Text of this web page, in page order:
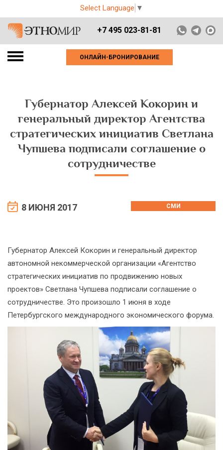
Select Language ▼
+7 495 023-81-81
ОНЛАЙН-БРОНИРОВАНИЕ
Губернатор Алексей Кокорин и
генеральный директор Агентства
стратегических инициатив Светлана
Чупшева подписали соглашение о
сотрудничестве
8 ИЮНЯ 2017 СМИ
Губернатор Алексей Кокорин и генеральный директор
автономной некоммерческой организации «Агентство
стратегических инициатив по продвижению новых
проектов» Светлана Чупшева подписали соглашение о
сотрудничестве. Это произошло 1 июня в ходе
Петербургского международного экономического форума.